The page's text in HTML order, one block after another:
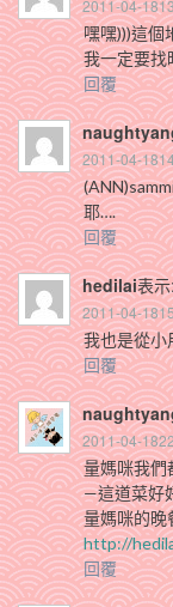
2011-04-
嘿嘿)))這個
我一定要找
回覆
2011-04-
耶….
回覆
hedilai表
2011-04-
我也是從小
回覆
2011-04-
量媽咪我們
—這道菜好
量媽咪的晚
http://
回覆